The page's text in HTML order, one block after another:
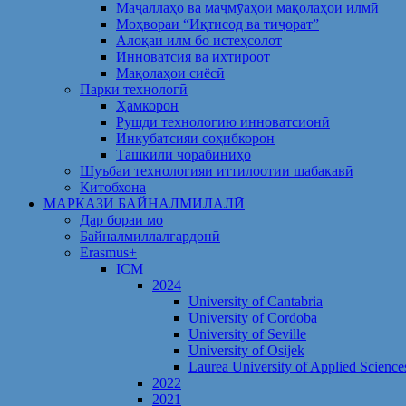
Маҷаллаҳо ва маҷмӯаҳои мақолаҳои илмӣ
Моҳвораи “Иқтисод ва тиҷорат”
Алоқаи илм бо истеҳсолот
Инноватсия ва ихтироот
Мақолаҳои сиёсӣ
Парки технологӣ
Ҳамкорон
Рушди технологию инноватсионӣ
Инкубатсияи соҳибкорон
Ташкили чорабиниҳо
Шуъбаи технологияи иттилоотии шабакавӣ
Китобхона
МАРКАЗИ БАЙНАЛМИЛАЛӢ
Дар бораи мо
Байналмиллалгардонӣ
Erasmus+
ICM
2024
University of Cantabria
University of Cordoba
University of Seville
University of Osijek
Laurea University of Applied
2022
2021